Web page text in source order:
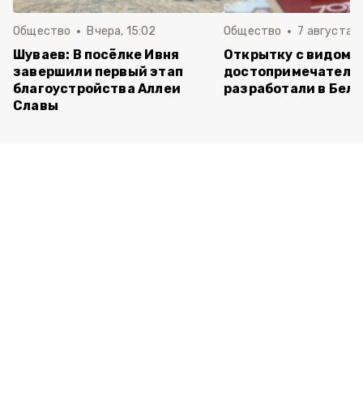
Общество Вчера, 15:02
Шуваев: В посёлке Ивня
завершили первый этап
благоустройства Аллеи
Славы
Общество 7 августа ,
Открытку с видом
разработали в